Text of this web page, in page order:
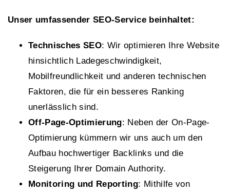
Unser umfassender SEO-Service beinhaltet:
Technisches SEO: Wir optimieren Ihre Website
hinsichtlich Ladegeschwindigkeit,
Mobilfreundlichkeit und anderen technischen
Faktoren, die für ein besseres Ranking
unerlässlich sind.
Off-Page-Optimierung: Neben der On-Page-
Optimierung kümmern wir uns auch um den
Aufbau hochwertiger Backlinks und die
Steigerung Ihrer Domain Authority.
Monitoring und Reporting: Mithilfe von